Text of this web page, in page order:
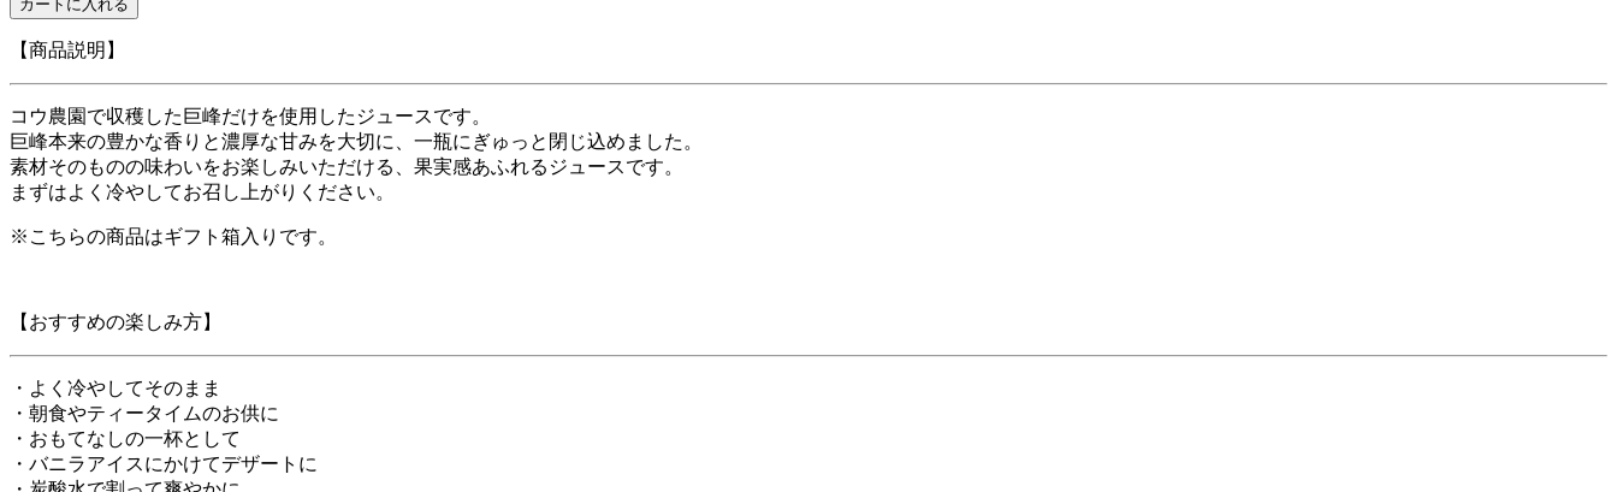
【商品説明】
コウ農園で収穫した巨峰だけを使用したジュースです。
巨峰本来の豊かな香りと濃厚な甘みを大切に、一瓶にぎゅっと閉じ込めました。
素材そのものの味わいをお楽しみいただける、果実感あふれるジュースです。
まずはよく冷やしてお召し上がりください。
※こちらの商品はギフト箱入りです。
【おすすめの楽しみ方】
・よく冷やしてそのまま
・朝食やティータイムのお供に
・おもてなしの一杯として
・バニラアイスにかけてデザートに